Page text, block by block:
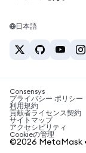
キャリア
お問い合わせ
Tetherの価格
BTC→INR
ETH→USDT
USDTの購入
SHIBの購入
BNBの購入
Solanaウォレット
税制関連ニュース
暗号資産の購入方法は？
ビットコインを売るに
日本語
Consensys
プライバシー ポリシー
利用規約
貢献者ライセンス契約
サイトマップ
アクセシビリティ
Cookieの管理
©2026 MetaMask